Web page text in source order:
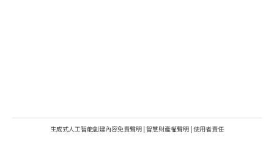
生成式人工智能創建內容免責聲明 | 智慧財產權聲明 | 使用者責任